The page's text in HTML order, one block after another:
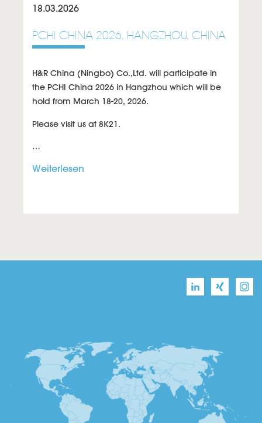
18.03.2026
PCHI CHINA 2026, HANGZHOU, CHINA
H&R China (Ningbo) Co.,Ltd. will participate in
the PCHI China 2026 in Hangzhou which will be
hold from March 18-20, 2026.
Please visit us at 8K21 .
…
Weiterlesen